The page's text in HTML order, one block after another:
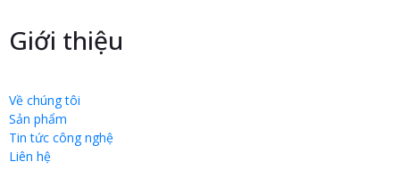
Giới thiệu
Về chúng tôi
Sản phẩm
Tin tức công nghệ
Liên hệ